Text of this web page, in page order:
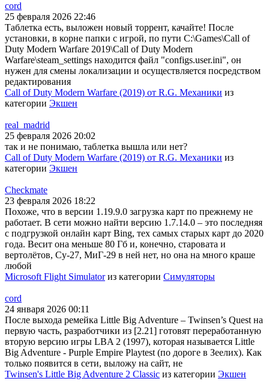
cord
25 февраля 2026 22:46
Таблетка есть, выложен новый торрент, качайте! После
установки, в корне папки с игрой, по пути C:\Games\Call of
Duty Modern Warfare 2019\Call of Duty Modern
Warfare\steam_settings находится файл "configs.user.ini", он
нужен для смены локализации и осуществляется посредством
редактирования
Call of Duty Modern Warfare (2019) от R.G. Механики из
категории Экшен
real_madrid
25 февраля 2026 20:02
так и не понимаю, таблетка вышла или нет?
Call of Duty Modern Warfare (2019) от R.G. Механики из
категории Экшен
Checkmate
23 февраля 2026 18:22
Похоже, что в версии 1.19.9.0 загрузка карт по прежнему не
работает. В сети можно найти версию 1.7.14.0 – это последняя
с подгрузкой онлайн карт Bing, тех самых старых карт до 2020
года. Весит она меньше 80 Гб и, конечно, старовата и
вертолётов, Су-27, МиГ-29 в ней нет, но она на много краше
любой
Microsoft Flight Simulatorиз категории Симуляторы
cord
24 января 2026 00:11
После выхода ремейка Little Big Adventure – Twinsen’s Quest на
первую часть, разработчики из [2.21] готовят переработанную
вторую версию игры LBA 2 (1997), которая называется Little
Big Adventure - Purple Empire Playtest (по дороге в Зеелих). Как
только появится в сети, выложу на сайт, не
Twinsen's Little Big Adventure 2 Classic из категории Экшен